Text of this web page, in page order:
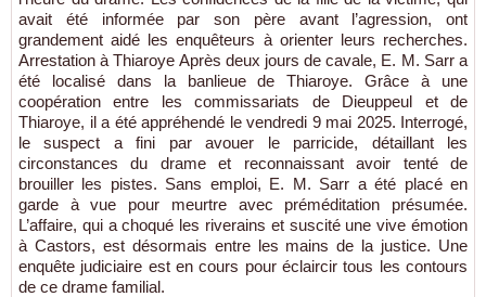
avait été informée par son père avant l’agression, ont
grandement aidé les enquêteurs à orienter leurs recherches.
Arrestation à Thiaroye Après deux jours de cavale, E. M. Sarr a
été localisé dans la banlieue de Thiaroye. Grâce à une
coopération entre les commissariats de Dieuppeul et de
Thiaroye, il a été appréhendé le vendredi 9 mai 2025. Interrogé,
le suspect a fini par avouer le parricide, détaillant les
circonstances du drame et reconnaissant avoir tenté de
brouiller les pistes. Sans emploi, E. M. Sarr a été placé en
garde à vue pour meurtre avec préméditation présumée.
L’affaire, qui a choqué les riverains et suscité une vive émotion
à Castors, est désormais entre les mains de la justice. Une
enquête judiciaire est en cours pour éclaircir tous les contours
de ce drame familial.